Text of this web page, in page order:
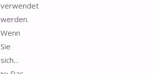
verwendet
werden.
Wenn
Sie
sich...